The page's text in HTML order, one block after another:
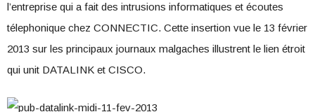
l’entreprise qui a fait des intrusions informatiques et écoutes
télephonique chez CONNECTIC. Cette insertion vue le 13 février
2013 sur les principaux journaux malgaches illustrent le lien étroit
qui unit DATALINK et CISCO.